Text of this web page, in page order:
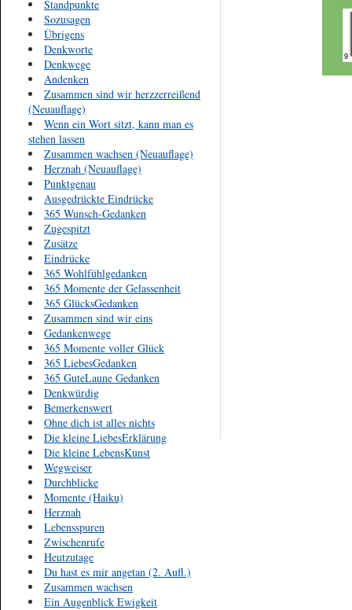
Standpunkte
Sozusagen
Übrigens
Denkworte
Denkwege
Andenken
Zusammen sind wir herzzerreißend
(Neuauflage)
Wenn ein Wort sitzt, kann man es
stehen lassen
Zusammen wachsen (Neuauflage)
Herznah (Neuauflage)
Punktgenau
Ausgedrückte Eindrücke
365 Wunsch-Gedanken
Zugespitzt
Zusätze
Eindrücke
365 Wohlfühlgedanken
365 Momente der Gelassenheit
365 GlücksGedanken
Zusammen sind wir eins
Gedankenwege
365 Momente voller Glück
365 LiebesGedanken
365 GuteLaune Gedanken
Denkwürdig
Bemerkenswert
Ohne dich ist alles nichts
Die kleine LiebesErklärung
Die kleine LebensKunst
Wegweiser
Durchblicke
Momente (Haiku)
Herznah
Lebensspuren
Zwischenrufe
Heutzutage
Du hast es mir angetan (2. Aufl.)
Zusammen wachsen
Ein Augenblick Ewigkeit